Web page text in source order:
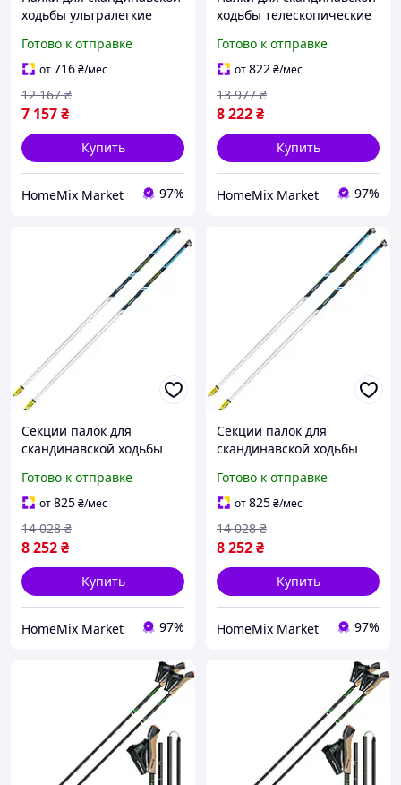
ходьбы ультралегкие
HM-10172
Готово к отправке
от716₴/мес
7 157₴
12 167 ₴
Купить
HomeMix Market 97%
ходьбы телескопические
HM-10196
Готово к отправке
от822₴/мес
8 222₴
13 977 ₴
Купить
HomeMix Market 97%
Секции палок для
скандинавской ходьбы
105 см 2 шт синий Vipole
HM-10197
Готово к отправке
от825₴/мес
8 252₴
14 028 ₴
Купить
HomeMix Market 97%
Секции палок для
скандинавской ходьбы
115 см 2 шт синий Vipole
HM-10199
Готово к отправке
от825₴/мес
8 252₴
14 028 ₴
Купить
HomeMix Market 97%